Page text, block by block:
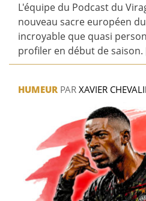
L'équipe du Podcast du
nouveau sacre européen
incroyable que quasi
profiler en début de saison.
HUMEUR PAR XAVIER